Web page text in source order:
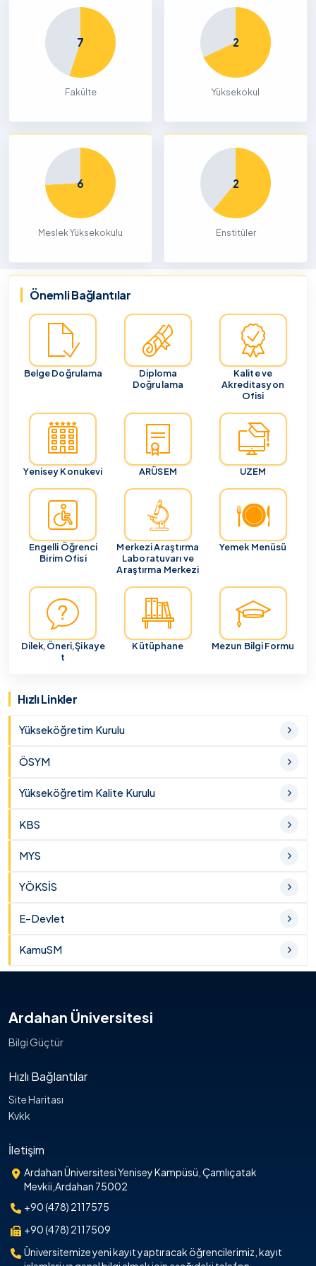
7
Fakülte
2
Yüksekokul
6
Meslek Yüksekokulu
2
Enstitüler
Önemli Bağlantılar
Belge Doğrulama
Diploma
Doğrulama
Kalite ve
Akreditasyon
Ofisi
Yenisey Konukevi ARÜSEM UZEM
Engelli Öğrenci
Birim Ofisi
Merkezi Araştırma
Laboratuvarı ve
Araştırma Merkezi
Yemek Menüsü
Dilek,Öneri,Şikaye
t
Kütüphane Mezun Bilgi Formu
Hızlı Linkler
Yükseköğretim Kurulu
ÖSYM
Yükseköğretim Kalite Kurulu
KBS
MYS
YÖKSİS
E-Devlet
KamuSM
Ardahan Üniversitesi
Bilgi Güçtür
Hızlı Bağlantılar
Site Haritası
Kvkk
İletişim
Ardahan Üniversitesi Yenisey Kampüsü, Çamlıçatak
Mevkii,Ardahan 75002
+90 (478) 2117575
+90 (478) 2117509
Üniversitemize yeni kayıt yaptıracak öğrencilerimiz, kayıt